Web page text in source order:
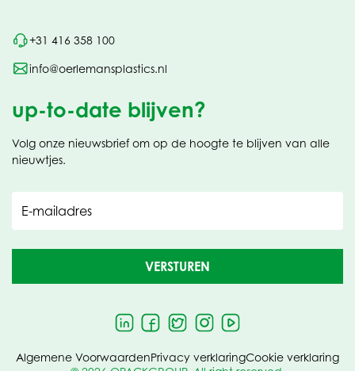
+31 416 358 100
info@oerlemansplastics.nl
up-to-date blijven?
Volg onze nieuwsbrief om op de hoogte te blijven van alle
nieuwtjes.
E-mailadres
VERSTUREN
Algemene VoorwaardenPrivacy verklaringCookie verklaring